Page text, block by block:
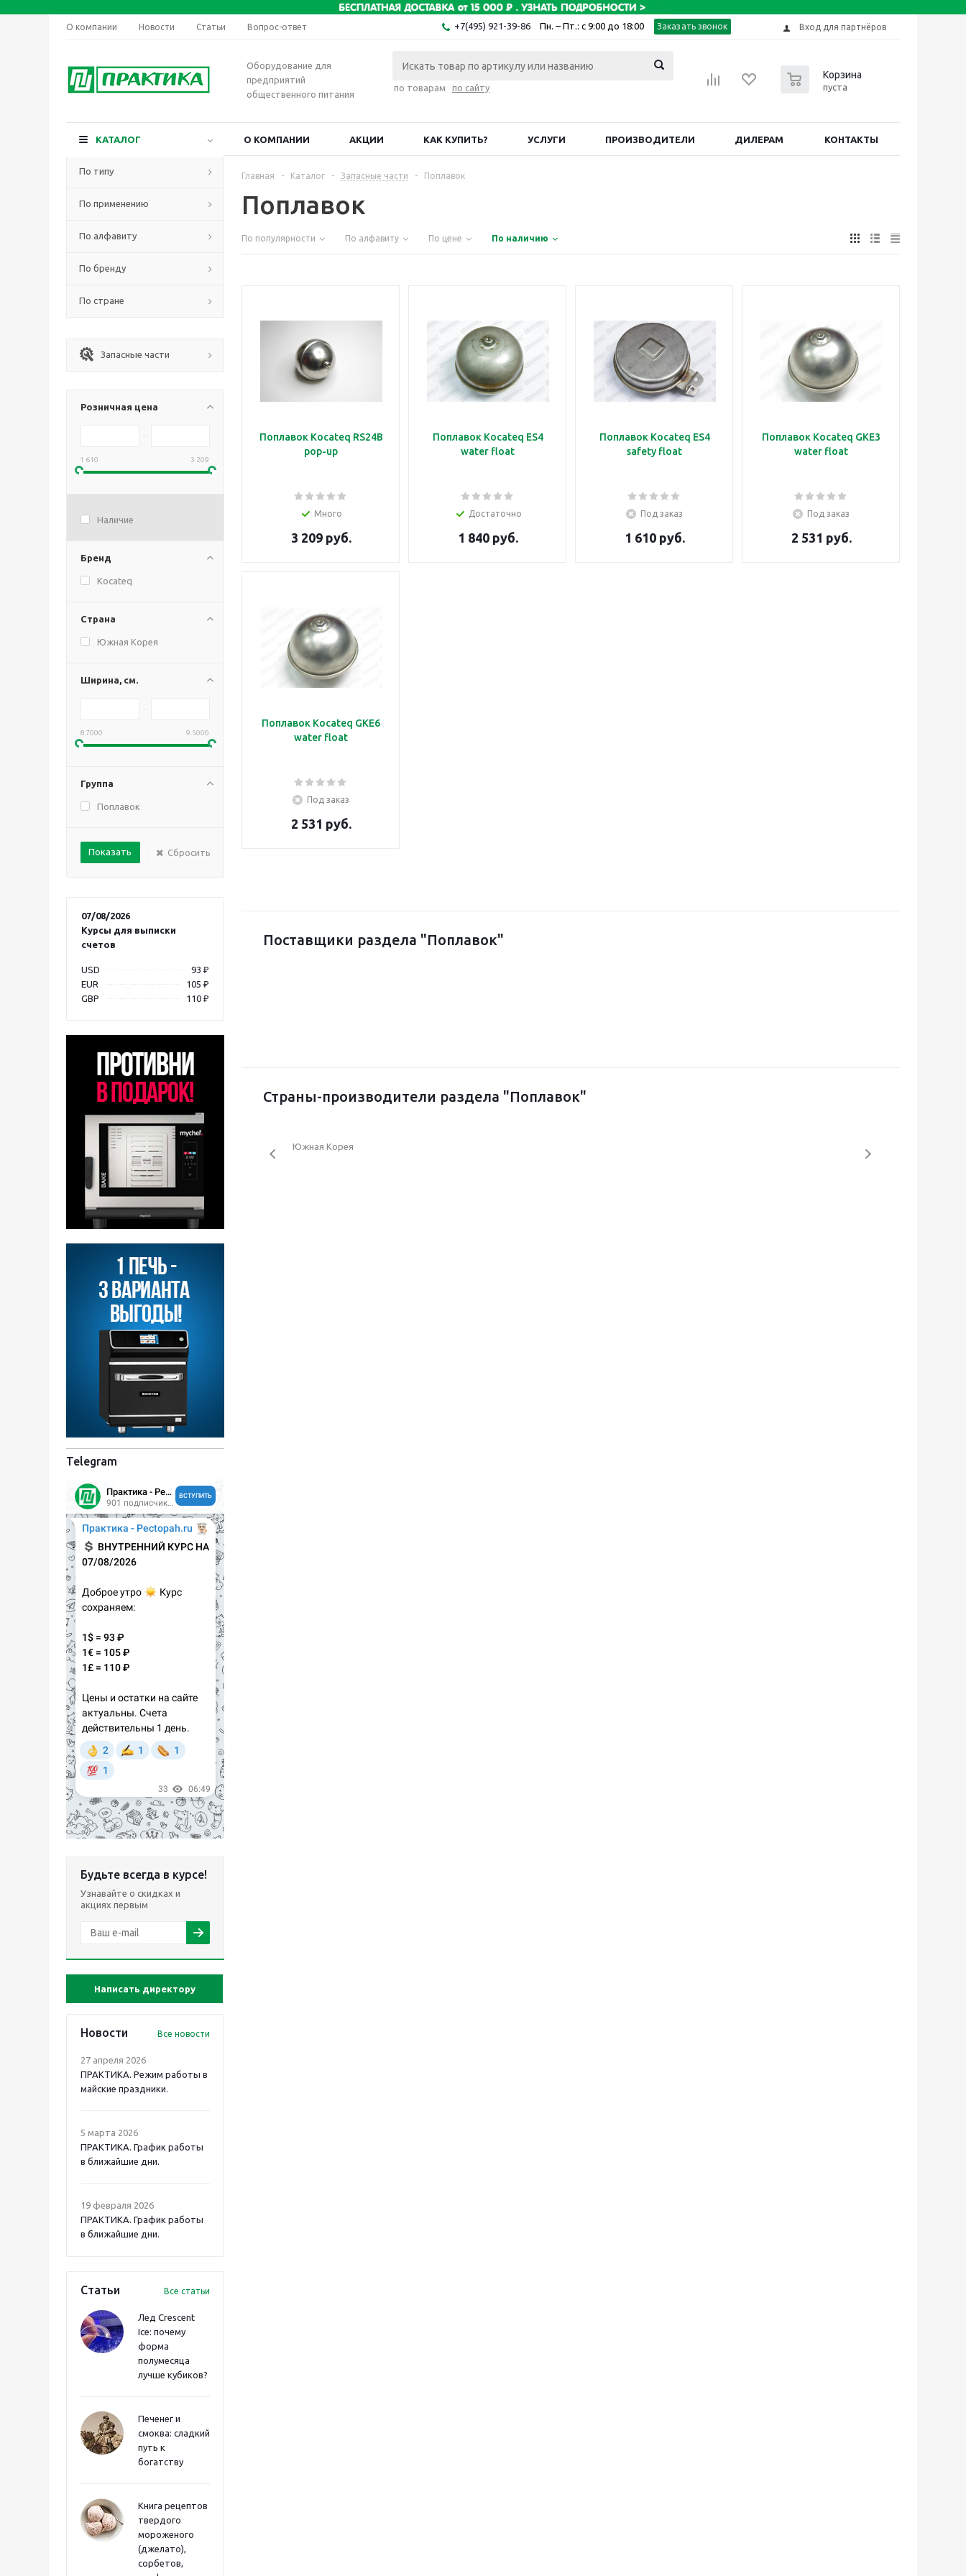
О компании Новости Статьи Вопрос-ответ +7(495) 921-39-86 Пн. – Пт.: с 9:00 до 18:00 Заказать звонок Вход для партнёров
Оборудование для
предприятий
общественного питания
по товарам по сайту
Корзина
пуста
КАТАЛОГ О КОМПАНИИ АКЦИИ КАК КУПИТЬ? УСЛУГИ ПРОИЗВОДИТЕЛИ ДИЛЕРАМ КОНТАКТЫ
По типу
По применению
По алфавиту
По бренду
По стране
Запасные части
Розничная цена
1 610 3 209
Наличие
Бренд
Kocateq
Страна
Южная Корея
Ширина, см.
8.7000 9.5000
Группа
Поплавок
Сбросить
07/08/2026
Курсы для выписки
счетов
USD
93 ₽
EUR
105 ₽
GBP
110 ₽
Telegram
Будьте всегда в курсе!
Узнавайте о скидках и
акциях первым
Написать директору
Новости Все новости
27 апреля 2026
ПРАКТИКА. Режим работы в
майские праздники.
5 марта 2026
ПРАКТИКА. График работы
в ближайшие дни.
19 февраля 2026
ПРАКТИКА. График работы
в ближайшие дни.
Статьи Все статьи
Лед Crescent
Ice: почему
форма
полумесяца
лучше кубиков?
Печенег и
смоква: сладкий
путь к
богатству
Книга рецептов
твердого
мороженого
(джелато),
сорбетов,
Главная - Каталог - Запасные части - Поплавок
Поплавок
По популярности По алфавиту По цене По наличию
Поплавок Kocateq RS24B
pop-up
Много
3 209 руб.
Поплавок Kocateq ES4
water float
Достаточно
1 840 руб.
Поплавок Kocateq ES4
safety float
Под заказ
1 610 руб.
Поплавок Kocateq GKE3
water float
Под заказ
2 531 руб.
Поплавок Kocateq GKE6
water float
Под заказ
2 531 руб.
Поставщики раздела "Поплавок"
Страны-производители раздела "Поплавок"
Южная Корея